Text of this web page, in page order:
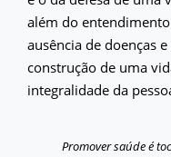
além do
ausência de doenças
construção de uma
integralidade da
Promover saúde é